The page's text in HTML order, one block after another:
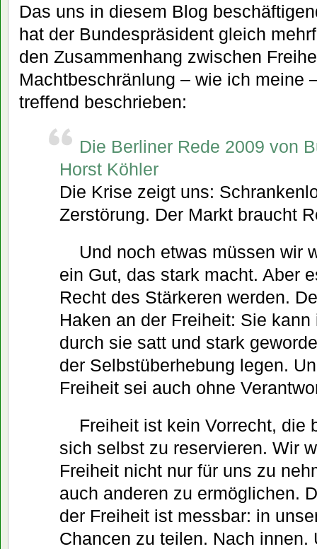
Das uns in diesem Blog
hat der Bundespräsident gleich
den Zusammenhang zwischen
Machtbeschränlung – wie ich meine
treffend beschrieben:
Die Berliner Rede 2009 von
Horst Köhler
Die Krise zeigt uns:
Zerstörung. Der Markt braucht
Und noch etwas müssen wir
ein Gut, das stark macht. Aber
Recht des Stärkeren werden.
Haken an der Freiheit: Sie
durch sie satt und stark
der Selbstüberhebung legen.
Freiheit sei auch ohne
Freiheit ist kein Vorrecht, die
sich selbst zu reservieren. Wir
Freiheit nicht nur für uns zu
auch anderen zu ermöglichen.
der Freiheit ist messbar: in
Chancen zu teilen. Nach innen.